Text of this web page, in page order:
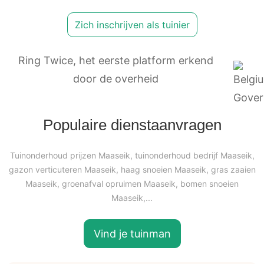
Zich inschrijven als tuinier
Ring Twice, het eerste platform erkend
door de overheid
Populaire dienstaanvragen
Tuinonderhoud prijzen Maaseik, tuinonderhoud bedrijf Maaseik,
gazon verticuteren Maaseik, haag snoeien Maaseik, gras zaaien
Maaseik, groenafval opruimen Maaseik, bomen snoeien
Maaseik,...
Vind je tuinman